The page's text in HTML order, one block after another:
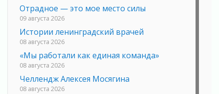
Отрадное — это мое место силы
09 августа 2026
Истории ленинградский врачей
08 августа 2026
«Мы работали как единая команда»
08 августа 2026
Челлендж Алексея Мосягина
08 августа 2026